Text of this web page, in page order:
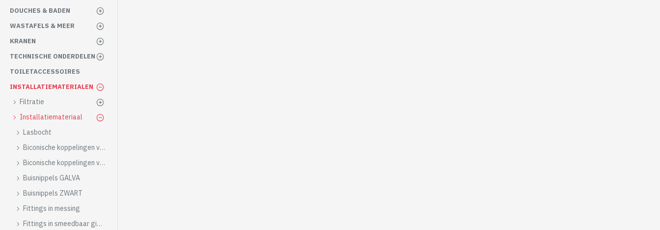
DOUCHES & BADEN
WASTAFELS & MEER
KRANEN
TECHNISCHE ONDERDELEN
TOILETACCESSOIRES
INSTALLATIEMATERIALEN
Filtratie
Installatiemateriaal
Lasbocht
Biconische koppelingen voor gas
Biconische koppelingen voor water
Buisnippels GALVA
Buisnippels ZWART
Fittings in messing
Fittings in smeedbaar gietijzer GALVA